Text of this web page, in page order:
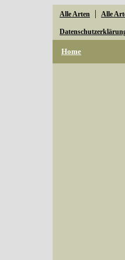
Alle Arten | Alle
Home